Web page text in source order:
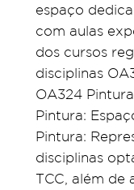
espaço
com aulas
dos cursos
disciplinas
OA324
Pintura:
Pintura:
disciplinas
TCC, além de